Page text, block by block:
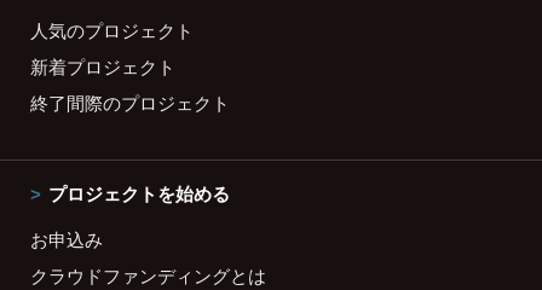
人気のプロジェクト
新着プロジェクト
終了間際のプロジェクト
プロジェクトを始める
お申込み
クラウドファンディングとは